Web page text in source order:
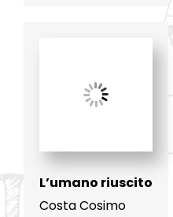
L’umano riuscito
Costa Cosimo